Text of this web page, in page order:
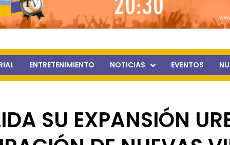
ENTRETENIMIENTO NOTICIAS EVENTOS
SU EXPANSIÓN